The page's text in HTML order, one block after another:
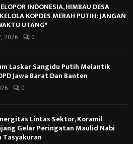
INDONESIA, HIMBAU DESA
KOPDES MERAH PUTIH: JANGAN
UTANG*
2026 0
Laskar Sangidu Putih Melantik
Jawa Barat Dan Banten
0
Lintas Sektor, Koramil
Gelar Peringatan Maulid Nabi
Tasyakuran